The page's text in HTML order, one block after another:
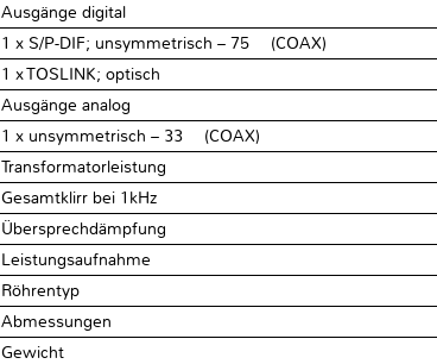
Ausgänge digital
1 x S/P-DIF; unsymmetrisch – 75 Ω (COAX)
1 x TOSLINK; optisch
Ausgänge analog
1 x unsymmetrisch – 33 Ω (COAX)
Transformatorleistung
Gesamtklirr bei 1kHz
Übersprechdämpfung
Leistungsaufnahme
Röhrentyp
Abmessungen
Gewicht